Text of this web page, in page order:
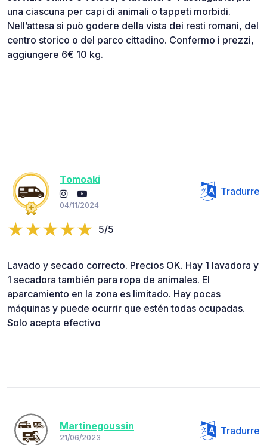
una ciascuna per capi di animali o tappeti morbidi.
Nell’attesa si può godere della vista dei resti romani, del
centro storico o del parco cittadino. Confermo i prezzi,
aggiungere 6€ 10 kg.
Tomoaki
04/11/2024
Tradurre
5/5
Lavado y secado correcto. Precios OK. Hay 1 lavadora y
1 secadora también para ropa de animales. El
aparcamiento en la zona es limitado. Hay pocas
máquinas y puede ocurrir que estén todas ocupadas.
Solo acepta efectivo
Martinegoussin
21/06/2023
Tradurre